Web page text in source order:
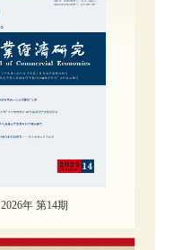
2026年 第14期